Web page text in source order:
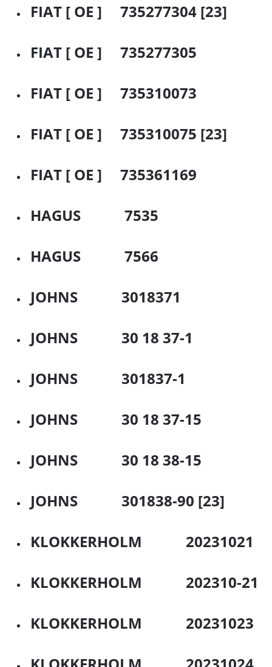
FIAT [ OE ] 735277304 [23]
FIAT [ OE ] 735277305
FIAT [ OE ] 735310073
FIAT [ OE ] 735310075 [23]
FIAT [ OE ] 735361169
HAGUS 7535
HAGUS 7566
JOHNS 3018371
JOHNS 30 18 37-1
JOHNS 301837-1
JOHNS 30 18 37-15
JOHNS 30 18 38-15
JOHNS 301838-90 [23]
KLOKKERHOLM 20231021
KLOKKERHOLM 202310-21
KLOKKERHOLM 20231023